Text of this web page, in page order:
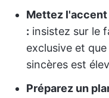
Mettez
: insistez sur le
exclusive et
sincères est
Préparez un